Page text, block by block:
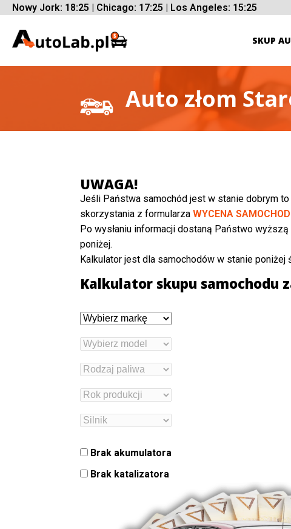
Nowy Jork: 18:25 | Chicago: 17:25 | Los Angeles: 15:25
SKUP
Auto złom
UWAGA!
Jeśli Państwa samochód jest w stanie dobrym to
skorzystania z formularza WYCENA
Po wysłaniu informacji dostaną Państwo
poniżej.
Kalkulator jest dla samochodów w stanie poniżej
Kalkulator skupu samochodu
Brak akumulatora
Brak katalizatora